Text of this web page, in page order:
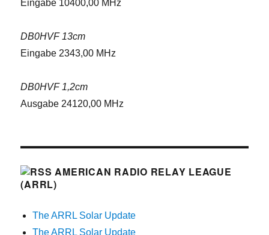
Eingabe 10400,00 MHz
DB0HVF 13cm
Eingabe 2343,00 MHz
DB0HVF 1,2cm
Ausgabe 24120,00 MHz
AMERICAN RADIO RELAY LEAGUE
(ARRL)
The ARRL Solar Update
The ARRL Solar Update